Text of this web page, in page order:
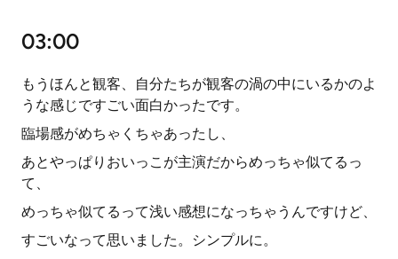
03:00
もうほんと観客、自分たちが観客の渦の中にいるかのよ
うな感じですごい面白かったです。
臨場感がめちゃくちゃあったし、
あとやっぱりおいっこが主演だからめっちゃ似てるっ
て、
めっちゃ似てるって浅い感想になっちゃうんですけど、
すごいなって思いました。シンプルに。